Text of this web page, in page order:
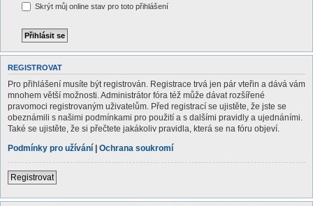
Skrýt můj online stav pro toto přihlášení
REGISTROVAT
Pro přihlášení musíte být registrován. Registrace trvá jen pár vteřin a dává vám
mnohem větší možnosti. Administrátor fóra též může dávat rozšířené
pravomoci registrovaným uživatelům. Před registrací se ujistěte, že jste se
obeznámili s našimi podmínkami pro použití a s dalšími pravidly a ujednáními.
Také se ujistěte, že si přečtete jakákoliv pravidla, která se na fóru objeví.
Podmínky pro užívání | Ochrana soukromí
Registrovat